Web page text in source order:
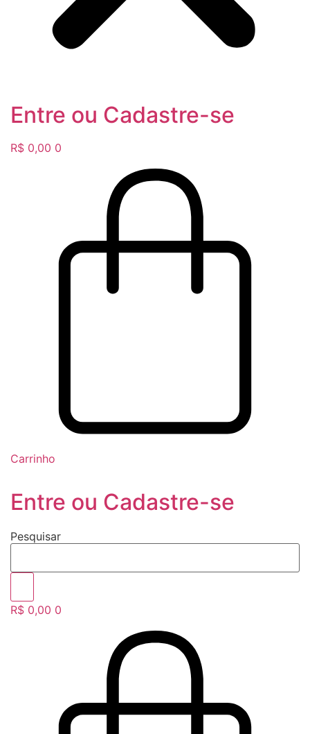
Entre ou Cadastre-se
R$ 0,00 0
Carrinho
Entre ou Cadastre-se
Pesquisar
R$ 0,00 0